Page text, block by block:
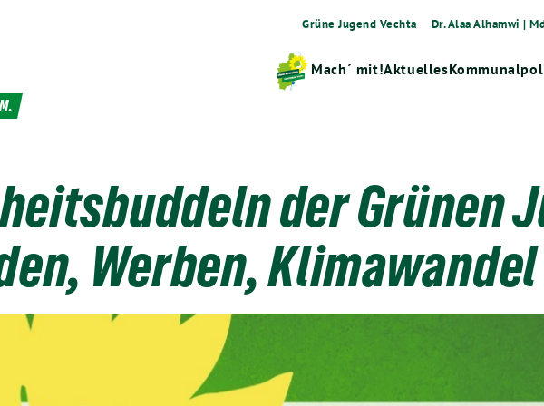
Grüne Jugend Vechta Dr. Alaa Alhamwi |
Mach´ mit!Aktuelles
der Grünen
Werben,